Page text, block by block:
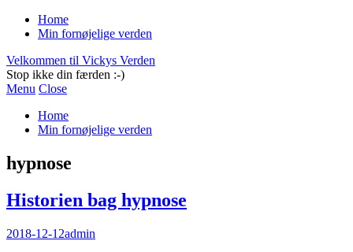
Home
Min fornøjelige verden
Velkommen til Vickys Verden
Stop ikke din færden :-)
Menu Close
Home
Min fornøjelige verden
hypnose
Historien bag hypnose
2018-12-12admin